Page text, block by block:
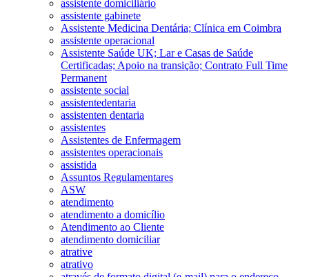
assistente domiciliário
assistente gabinete
Assistente Medicina Dentária; Clínica em Coimbra
assistente operacional
Assistente Saúde UK; Lar e Casas de Saúde
Certificadas; Apoio na transição; Contrato Full Time
Permanent
assistente social
assistentedentaria
assistenten dentaria
assistentes
Assistentes de Enfermagem
assistentes operacionais
assistida
Assuntos Regulamentares
ASW
atendimento
atendimento a domicílio
Atendimento ao Cliente
atendimento domiciliar
atrative
atrativo